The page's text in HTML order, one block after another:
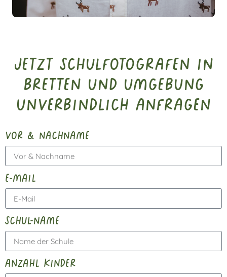
Jetzt Schulfotografen in
Bretten und Umgebung
unverbindlich anfragen
vor & nachname
e-mail
schul-name
anzahl kinder